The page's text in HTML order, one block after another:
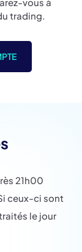
trading.
21h00
ceux-ci sont
le jour